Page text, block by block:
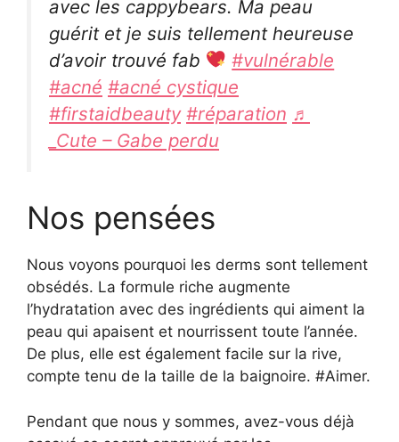
avec les cappybears. Ma peau
guérit et je suis tellement heureuse
d’avoir trouvé fab
#vulnérable
#acné #acné cystique
#firstaidbeauty #réparation ♬
_Cute – Gabe perdu
Nos pensées
Nous voyons pourquoi les derms sont tellement
obsédés. La formule riche augmente
l’hydratation avec des ingrédients qui aiment la
peau qui apaisent et nourrissent toute l’année.
De plus, elle est également facile sur la rive,
compte tenu de la taille de la baignoire. #Aimer.
Pendant que nous y sommes, avez-vous déjà